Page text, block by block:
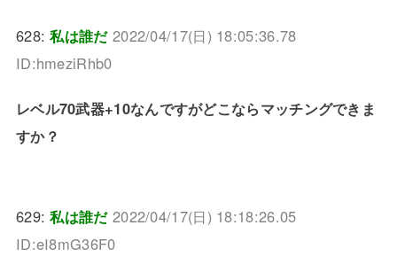
628:私は誰だ 2022/04/17(日) 18:05:36.78
ID:hmeziRhb0
レベル70武器+10なんですがどこならマッチングできま
すか？
629:私は誰だ 2022/04/17(日) 18:18:26.05
ID:eI8mG36F0